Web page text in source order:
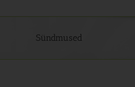
Sündmused